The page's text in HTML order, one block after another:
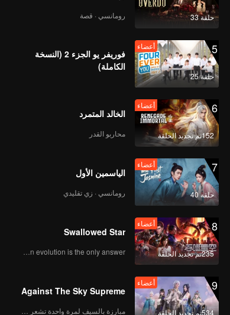
حلقة 33 رومانسي · قصة
5
حلقة 25
أعضاء
فوريفر يو الجزء 2 (النسخة
الكاملة)
6
152تم تجديد الحلقة
أعضاء
الخالد المتمرد
محاربو القدر
7
حلقة 40
أعضاء
الياسمين الأول
رومانسي · زي تقليدي
8
235تم تجديد الحلقة
أعضاء
Swallowed Star
Human evolution is the only answer.
9
534تم تجديد الحلقة
أعضاء
Against The Sky Supreme